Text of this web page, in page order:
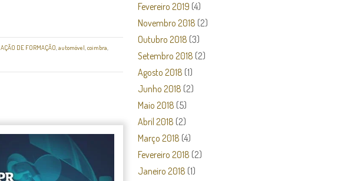
AÇÃO DE FORMAÇÃO automóvel coimbra
Fevereiro 2019 (4)
Novembro 2018 (2)
Outubro 2018 (3)
Setembro 2018 (2)
Agosto 2018 (1)
Junho 2018 (2)
Maio 2018 (5)
Abril 2018 (2)
Março 2018 (4)
Fevereiro 2018 (2)
Janeiro 2018 (1)